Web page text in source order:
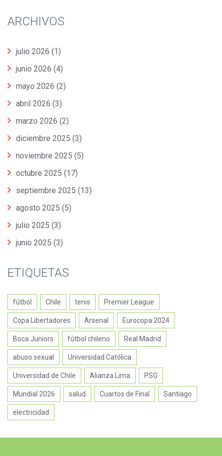
ARCHIVOS
julio 2026 (1)
junio 2026 (4)
mayo 2026 (2)
abril 2026 (3)
marzo 2026 (2)
diciembre 2025 (3)
noviembre 2025 (5)
octubre 2025 (17)
septiembre 2025 (13)
agosto 2025 (5)
julio 2025 (3)
junio 2025 (3)
ETIQUETAS
fútbol Chile tenis Premier League
Copa Libertadores Arsenal Eurocopa 2024
Boca Juniors fútbol chileno Real Madrid
abuso sexual Universidad Católica
Universidad de Chile Alianza Lima PSG
Mundial 2026 salud Cuartos de Final Santiago
electricidad